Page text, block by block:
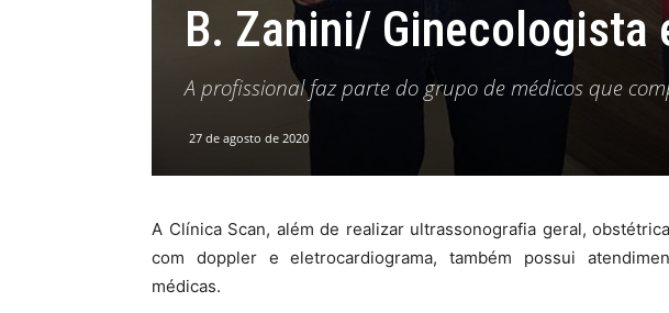
B. Zanini/ Ginecologista
A profissional faz parte do grupo de médicos que
27 de agosto de 2020
A Clínica Scan, além de realizar ultrassonografia geral,
com doppler e eletrocardiograma, também possui
médicas.